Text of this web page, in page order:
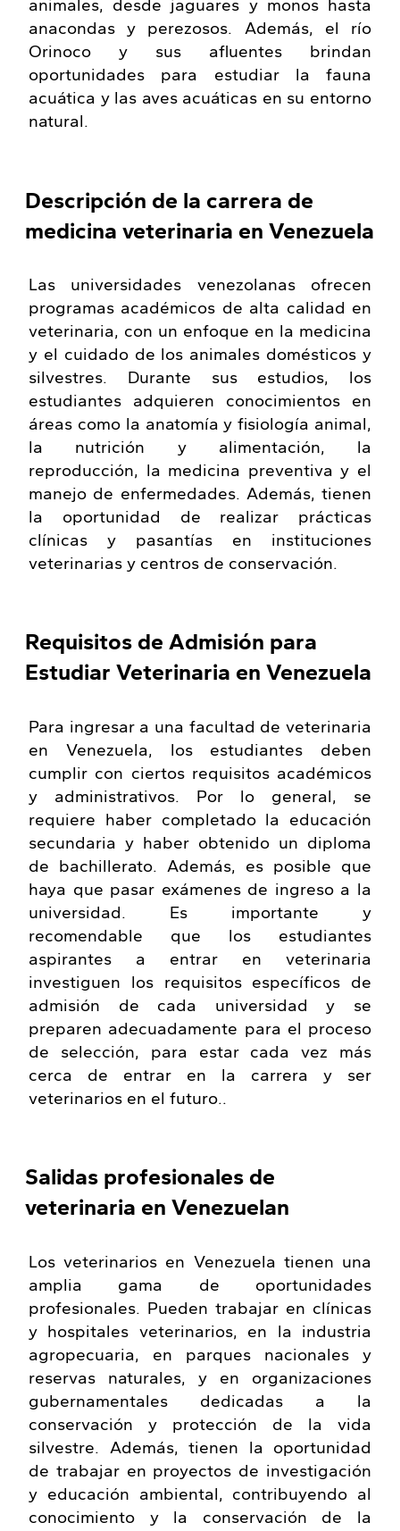
animales, desde jaguares y monos hasta
anacondas y perezosos. Además, el río
Orinoco y sus afluentes brindan
oportunidades para estudiar la fauna
acuática y las aves acuáticas en su entorno
natural.
Descripción de la carrera de
medicina veterinaria en Venezuela
Las universidades venezolanas ofrecen
programas académicos de alta calidad en
veterinaria, con un enfoque en la medicina
y el cuidado de los animales domésticos y
silvestres. Durante sus estudios, los
estudiantes adquieren conocimientos en
áreas como la anatomía y fisiología animal,
la nutrición y alimentación, la
reproducción, la medicina preventiva y el
manejo de enfermedades. Además, tienen
la oportunidad de realizar prácticas
clínicas y pasantías en instituciones
veterinarias y centros de conservación.
Requisitos de Admisión para
Estudiar Veterinaria en Venezuela
Para ingresar a una facultad de veterinaria
en Venezuela, los estudiantes deben
cumplir con ciertos requisitos académicos
y administrativos. Por lo general, se
requiere haber completado la educación
secundaria y haber obtenido un diploma
de bachillerato. Además, es posible que
haya que pasar exámenes de ingreso a la
universidad. Es importante y
recomendable que los estudiantes
aspirantes a entrar en veterinaria
investiguen los requisitos específicos de
admisión de cada universidad y se
preparen adecuadamente para el proceso
de selección, para estar cada vez más
cerca de entrar en la carrera y ser
veterinarios en el futuro..
Salidas profesionales de
veterinaria en Venezuelan
Los veterinarios en Venezuela tienen una
amplia gama de oportunidades
profesionales. Pueden trabajar en clínicas
y hospitales veterinarios, en la industria
agropecuaria, en parques nacionales y
reservas naturales, y en organizaciones
gubernamentales dedicadas a la
conservación y protección de la vida
silvestre. Además, tienen la oportunidad
de trabajar en proyectos de investigación
y educación ambiental, contribuyendo al
conocimiento y la conservación de la